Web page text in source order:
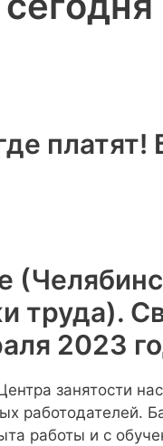
платят!
труда).
2023
занятости
работодателей.
работы и с